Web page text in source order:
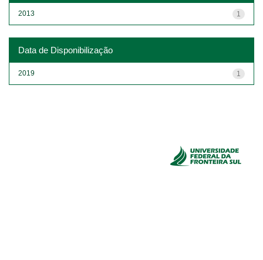
1
2013
Data de Disponibilização
1
2019